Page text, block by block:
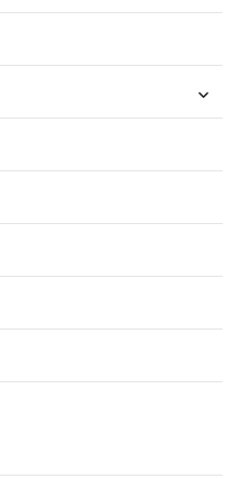
Toggle